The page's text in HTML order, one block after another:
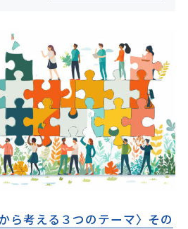
ら考える３つのテーマ〉その